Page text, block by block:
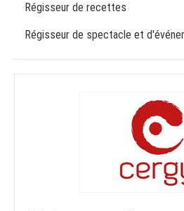
Régisseur de recettes
Régisseur de spectacle et